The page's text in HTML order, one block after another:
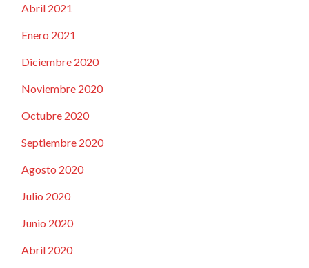
Abril 2021
Enero 2021
Diciembre 2020
Noviembre 2020
Octubre 2020
Septiembre 2020
Agosto 2020
Julio 2020
Junio 2020
Abril 2020